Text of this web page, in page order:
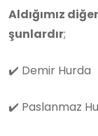
Aldığımız
şunlardır;
✔️ Demir Hurda
✔️ Paslanmaz